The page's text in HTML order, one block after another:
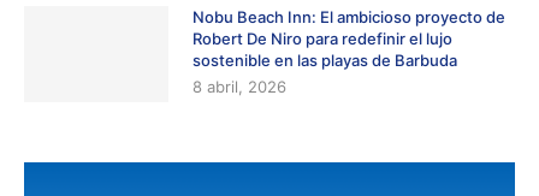
Nobu Beach Inn: El ambicioso proyecto de
Robert De Niro para redefinir el lujo
sostenible en las playas de Barbuda
8 abril, 2026